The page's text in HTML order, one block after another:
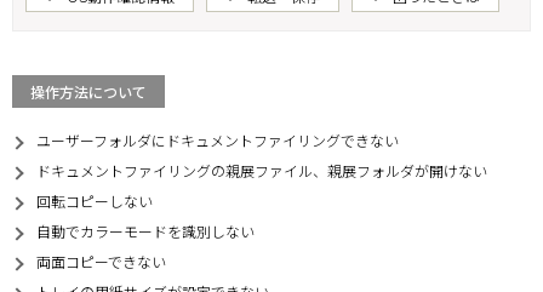
操作方法について
ユーザーフォルダにドキュメントファイリングできない
ドキュメントファイリングの親展ファイル、親展フォルダが開けない
回転コピーしない
自動でカラーモードを識別しない
両面コピーできない